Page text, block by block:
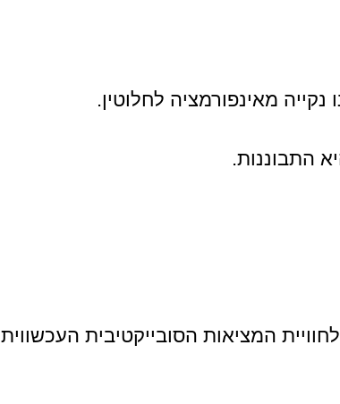
מאינפורמציה לחלוטין.
התבוננות.
המציאות הסובייקטיבית העכשווית